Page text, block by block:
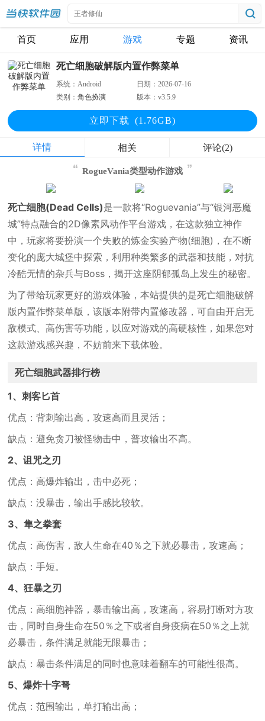
首页 应用 游戏 专题 资讯
死亡细胞破解版内置作弊菜单
系统：Android 日期：2026-07-16
类别：角色扮演 版本：v3.5.9
立即下载 (1.76GB)
详情 相关 评论(2)
RogueVania类型动作游戏
死亡细胞(Dead Cells)是一款将“Roguevania”与“银河恶魔
城”特点融合的2D像素风动作平台游戏，在这款独立神作
中，玩家将要扮演一个失败的炼金实验产物(细胞)，在不断
变化的庞大城堡中探索，利用种类繁多的武器和技能，对抗
冷酷无情的杂兵与Boss，揭开这座阴郁孤岛上发生的秘密。
为了带给玩家更好的游戏体验，本站提供的是死亡细胞破解
版内置作弊菜单版，该版本附带内置修改器，可自由开启无
敌模式、高伤害等功能，以应对游戏的高硬核性，如果您对
这款游戏感兴趣，不妨前来下载体验。
死亡细胞武器排行榜
1、刺客匕首
优点：背刺输出高，攻速高而且灵活；
缺点：避免贪刀被怪物击中，普攻输出不高。
2、诅咒之刃
优点：高爆炸输出，击中必死；
缺点：没暴击，输出手感比较软。
3、隼之拳套
优点：高伤害，敌人生命在40％之下就必暴击，攻速高；
缺点：手短。
4、狂暴之刃
优点：高细胞神器，暴击输出高，攻速高，容易打断对方攻
击，同时自身生命在50％之下或者自身疫病在50％之上就
必暴击，条件满足就能无限暴击；
缺点：暴击条件满足的同时也意味着翻车的可能性很高。
5、爆炸十字弩
优点：范围输出，单打输出高；